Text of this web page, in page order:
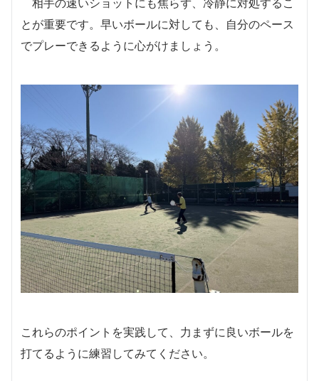
とが重要です。早いボールに対しても、自分のペース
でプレーできるように心がけましょう。
これらのポイントを実践して、力まずに良いボールを
打てるように練習してみてください。